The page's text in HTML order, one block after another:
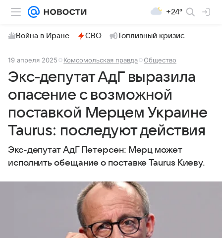
+24°
Война в Иране СВО Топливный кризис
19 апреля 2025 Комсомольская правда Общество
Экс-депутат АдГ выразила
опасение с возможной
поставкой Мерцем Украине
Taurus: последуют действия
Экс-депутат АдГ Петерсен: Мерц может
исполнить обещание о поставке Taurus Киеву.